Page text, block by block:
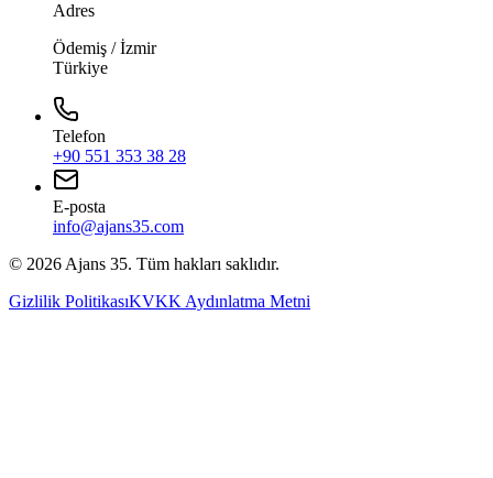
Adres
Ödemiş / İzmir
Türkiye
Telefon
+90 551 353 38 28
E-posta
info@ajans35.com
© 2026 Ajans 35. Tüm hakları saklıdır.
Gizlilik PolitikasıKVKK Aydınlatma Metni